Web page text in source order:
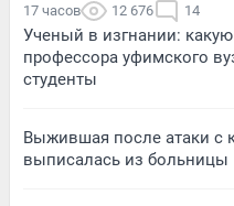
17 часов 12 676 14
Ученый в изгнании:
профессора уфимского
студенты
Выжившая после атаки с
выписалась из больницы